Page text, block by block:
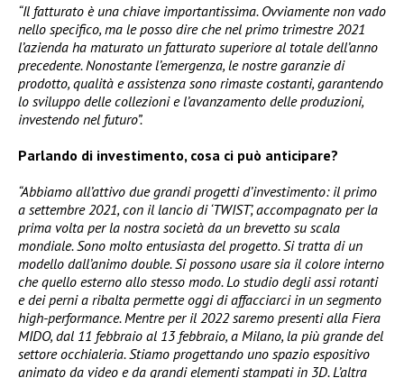
“Il fatturato è una chiave importantissima. Ovviamente non vado
nello specifico, ma le posso dire che nel primo trimestre 2021
l’azienda ha maturato un fatturato superiore al totale dell’anno
precedente. Nonostante l’emergenza, le nostre garanzie di
prodotto, qualità e assistenza sono rimaste costanti, garantendo
lo sviluppo delle collezioni e l’avanzamento delle produzioni,
investendo nel futuro”.
Parlando di investimento, cosa ci può anticipare?
“Abbiamo all’attivo due grandi progetti d’investimento: il primo
a settembre 2021, con il lancio di ‘TWIST’, accompagnato per la
prima volta per la nostra società da un brevetto su scala
mondiale. Sono molto entusiasta del progetto. Si tratta di un
modello dall’animo double. Si possono usare sia il colore interno
che quello esterno allo stesso modo. Lo studio degli assi rotanti
e dei perni a ribalta permette oggi di affacciarci in un segmento
high-performance. Mentre per il 2022 saremo presenti alla Fiera
MIDO, dal 11 febbraio al 13 febbraio, a Milano, la più grande del
settore occhialeria. Stiamo progettando uno spazio espositivo
animato da video e da grandi elementi stampati in 3D. L’altra